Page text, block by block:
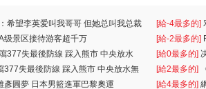
希望李英爱叫我哥哥 但她总叫我总裁
[給-4最多的]
离
级景区接待游客超千万 [給-2最多的]
377失最後防線 踩入熊市 中央放水
[給0最多的]
377失最後防線 踩入熊市 中央放水無 [給2最多的]
彥圓夢 日本男籃進軍巴黎奧運 [給4最多的]